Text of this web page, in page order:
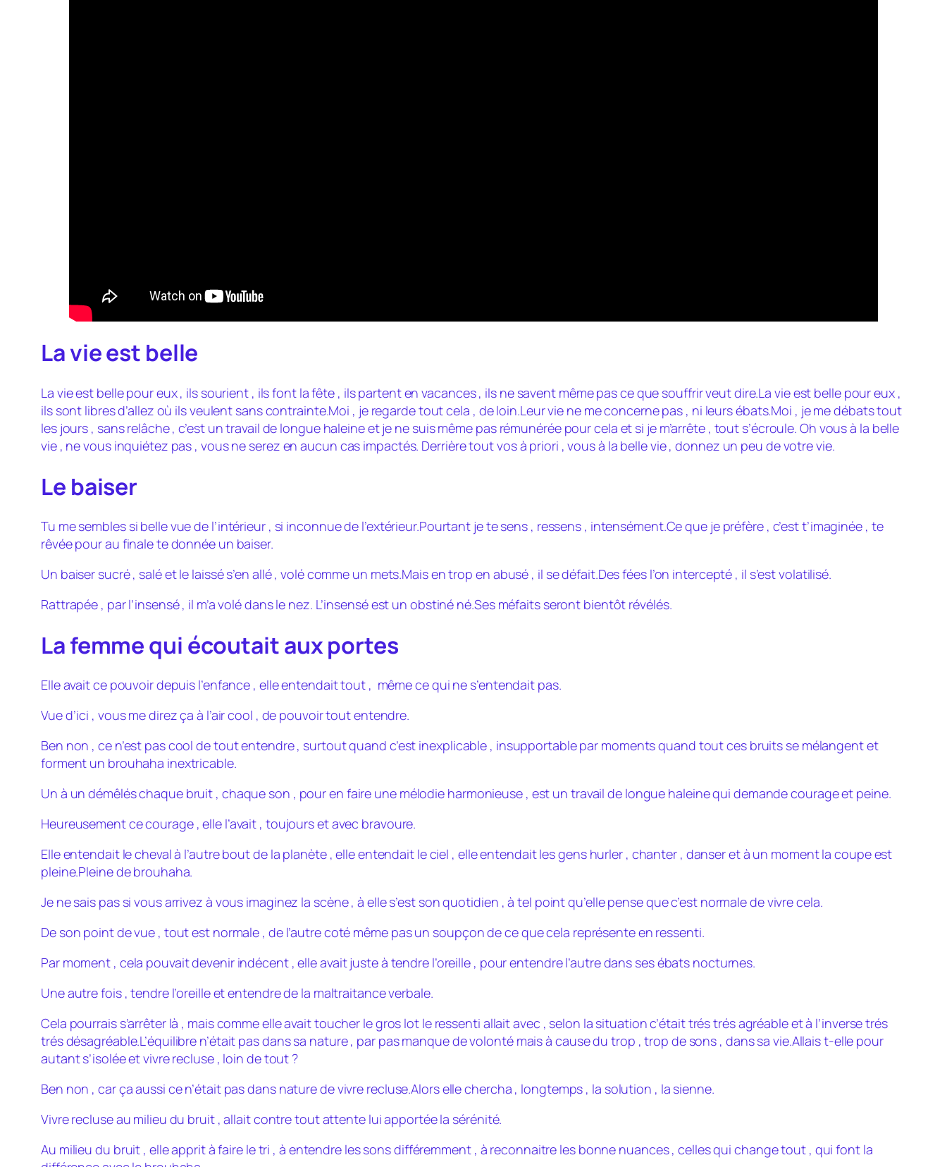
La vie est belle
La vie est belle pour eux , ils sourient , ils font la fête , ils partent en vacances , ils ne savent même pas ce que souffrir veut dire.La vie est belle pour eux ,
ils sont libres d’allez où ils veulent sans contrainte.Moi , je regarde tout cela , de loin.Leur vie ne me concerne pas , ni leurs ébats.Moi , je me débats tout
les jours , sans relâche , c’est un travail de longue haleine et je ne suis même pas rémunérée pour cela et si je m’arrête , tout s’écroule. Oh vous à la belle
vie , ne vous inquiétez pas , vous ne serez en aucun cas impactés. Derrière tout vos à priori , vous à la belle vie , donnez un peu de votre vie.
Le baiser
Tu me sembles si belle vue de l’intérieur , si inconnue de l’extérieur.Pourtant je te sens , ressens , intensément.Ce que je préfère , c’est t’imaginée , te
rêvée pour au finale te donnée un baiser.
Un baiser sucré , salé et le laissé s’en allé , volé comme un mets.Mais en trop en abusé , il se défait.Des fées l’on intercepté , il s’est volatilisé.
Rattrapée , par l’insensé , il m’a volé dans le nez. L’insensé est un obstiné né.Ses méfaits seront bientôt révélés.
La femme qui écoutait aux portes
Elle avait ce pouvoir depuis l’enfance , elle entendait tout , même ce qui ne s’entendait pas.
Vue d’ici , vous me direz ça à l’air cool , de pouvoir tout entendre.
Ben non , ce n’est pas cool de tout entendre , surtout quand c’est inexplicable , insupportable par moments quand tout ces bruits se mélangent et
forment un brouhaha inextricable.
Un à un démêlés chaque bruit , chaque son , pour en faire une mélodie harmonieuse , est un travail de longue haleine qui demande courage et peine.
Heureusement ce courage , elle l’avait , toujours et avec bravoure.
Elle entendait le cheval à l’autre bout de la planète , elle entendait le ciel , elle entendait les gens hurler , chanter , danser et à un moment la coupe est
pleine.Pleine de brouhaha.
Je ne sais pas si vous arrivez à vous imaginez la scène , à elle s’est son quotidien , à tel point qu’elle pense que c’est normale de vivre cela.
De son point de vue , tout est normale , de l’autre coté même pas un soupçon de ce que cela représente en ressenti.
Par moment , cela pouvait devenir indécent , elle avait juste à tendre l’oreille , pour entendre l’autre dans ses ébats nocturnes.
Une autre fois , tendre l’oreille et entendre de la maltraitance verbale.
Cela pourrais s’arrêter là , mais comme elle avait toucher le gros lot le ressenti allait avec , selon la situation c’était trés trés agréable et à l’inverse trés
trés désagréable.L’équilibre n’était pas dans sa nature , par pas manque de volonté mais à cause du trop , trop de sons , dans sa vie.Allais t-elle pour
autant s’isolée et vivre recluse , loin de tout ?
Ben non , car ça aussi ce n’était pas dans nature de vivre recluse.Alors elle chercha , longtemps , la solution , la sienne.
Vivre recluse au milieu du bruit , allait contre tout attente lui apportée la sérénité.
Au milieu du bruit , elle apprit à faire le tri , à entendre les sons différemment , à reconnaitre les bonne nuances , celles qui change tout , qui font la